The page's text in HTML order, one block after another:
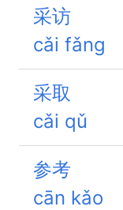
采访
cǎi fǎng
采取
cǎi qǔ
参考
cān kǎo